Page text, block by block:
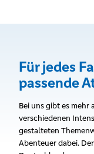
Für jedes
passende
Bei uns gibt es
verschiedenen
gestalteten
Abenteuer dabei.